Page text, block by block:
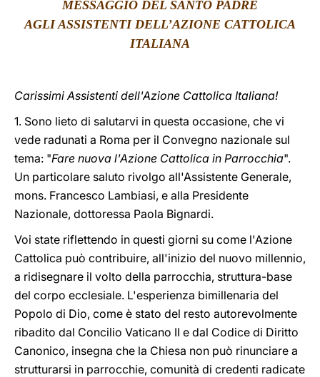
中文
MESSAGGIO DEL SANTO PADRE
AGLI ASSISTENTI DELL’AZIONE CATTOLICA
ITALIANA
Carissimi Assistenti dell'Azione Cattolica Italiana!
1. Sono lieto di salutarvi in questa occasione, che vi
vede radunati a Roma per il Convegno nazionale sul
tema: "Fare nuova l'Azione Cattolica in Parrocchia".
Un particolare saluto rivolgo all'Assistente Generale,
mons. Francesco Lambiasi, e alla Presidente
Nazionale, dottoressa Paola Bignardi.
Voi state riflettendo in questi giorni su come l'Azione
Cattolica può contribuire, all'inizio del nuovo millennio,
a ridisegnare il volto della parrocchia, struttura-base
del corpo ecclesiale. L'esperienza bimillenaria del
Popolo di Dio, come è stato del resto autorevolmente
ribadito dal Concilio Vaticano II e dal Codice di Diritto
Canonico, insegna che la Chiesa non può rinunciare a
strutturarsi in parrocchie, comunità di credenti radicate